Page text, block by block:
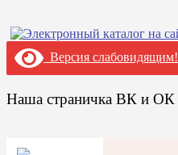
Версия слабовидящим!
Наша страничка ВК и ОК